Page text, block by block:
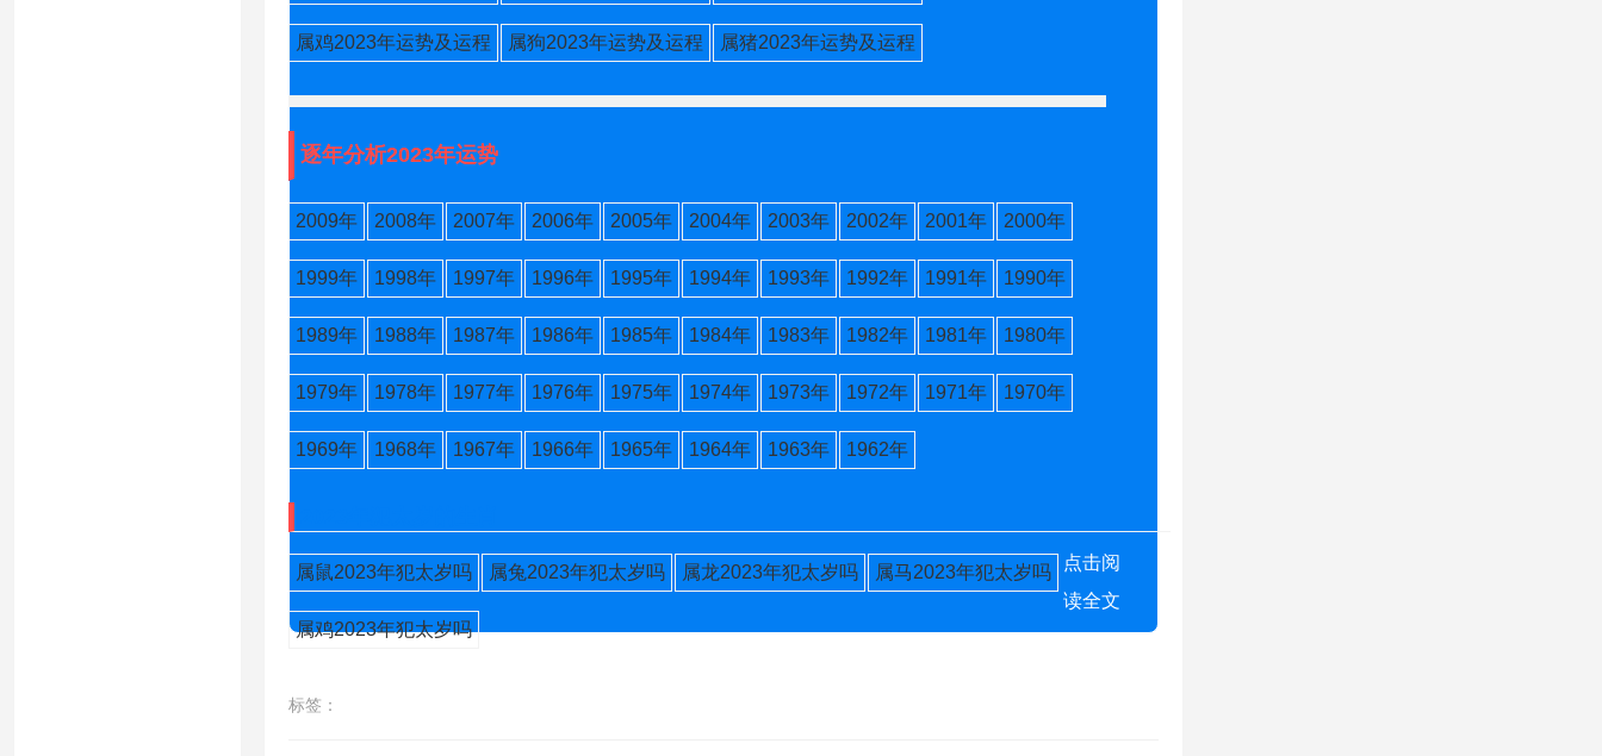
属鸡2023年运势及运程 属狗2023年运势及运程 属猪2023年运势及运程
逐年分析2023年运势
2009年 2008年 2007年 2006年 2005年 2004年 2003年 2002年 2001年 2000年
1999年 1998年 1997年 1996年 1995年 1994年 1993年 1992年 1991年 1990年
1989年 1988年 1987年 1986年 1985年 1984年 1983年 1982年 1981年 1980年
1979年 1978年 1977年 1976年 1975年 1974年 1973年 1972年 1971年 1970年
1969年 1968年 1967年 1966年 1965年 1964年 1963年 1962年
属鼠2023年犯太岁吗 属兔2023年犯太岁吗 属龙2023年犯太岁吗 属马2023年犯太岁吗
属鸡2023年犯太岁吗
点击阅
读全文
标签：